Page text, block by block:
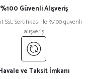
Mantar Aşçı Kepi
%100 Güvenli Alışveriş
SSL Sertifikası ile %100 güvenli
alışveriş
ve Taksit İmkanı